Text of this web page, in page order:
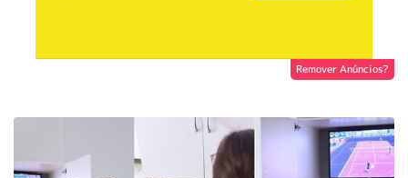
Remover Anúncios?